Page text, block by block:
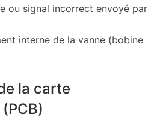
ou signal incorrect envoyé par
interne de la vanne (bobine
la carte